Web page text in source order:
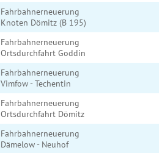
Fahrbahnerneuerung
Knoten Dömitz (B 195)
Fahrbahnerneuerung
Ortsdurchfahrt Goddin
Fahrbahnerneuerung
Vimfow - Techentin
Fahrbahnerneuerung
Ortsdurchfahrt Dömitz
Fahrbahnerneuerung
Dämelow - Neuhof